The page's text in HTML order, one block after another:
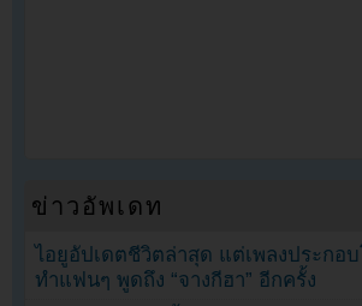
ข่าวอัพเดท
ไอยูอัปเดตชีวิตล่าสุด แต่เพลงประกอ
ทำแฟนๆ พูดถึง “จางกีฮา” อีกครั้ง